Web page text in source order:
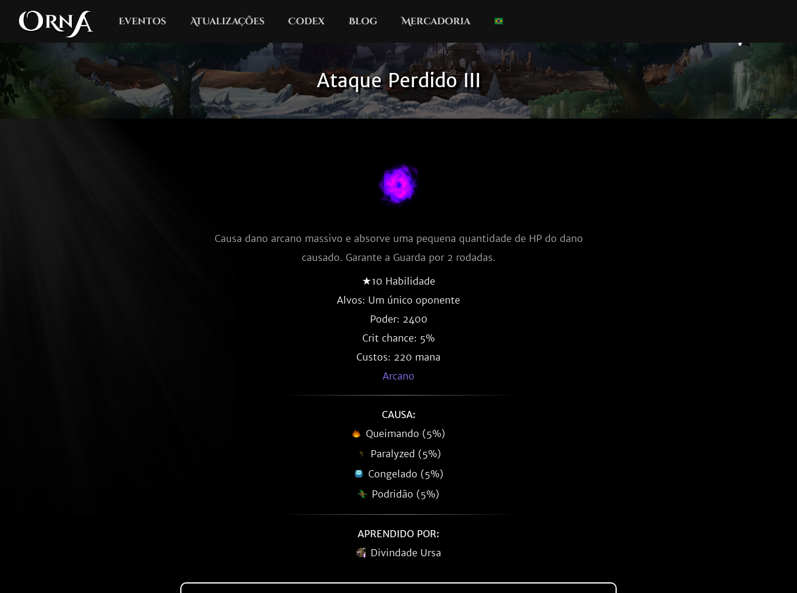
Eventos Atualizações Codex Blog Mercadoria
Ataque Perdido III
Causa dano arcano massivo e absorve uma pequena quantidade de HP do dano
causado. Garante a Guarda por 2 rodadas.
★10 Habilidade
Alvos: Um único oponente
Poder: 2400
Crit chance: 5%
Custos: 220 mana
Arcano
CAUSA:
Queimando (5%)
Paralyzed (5%)
Congelado (5%)
Podridão (5%)
APRENDIDO POR:
Divindade Ursa